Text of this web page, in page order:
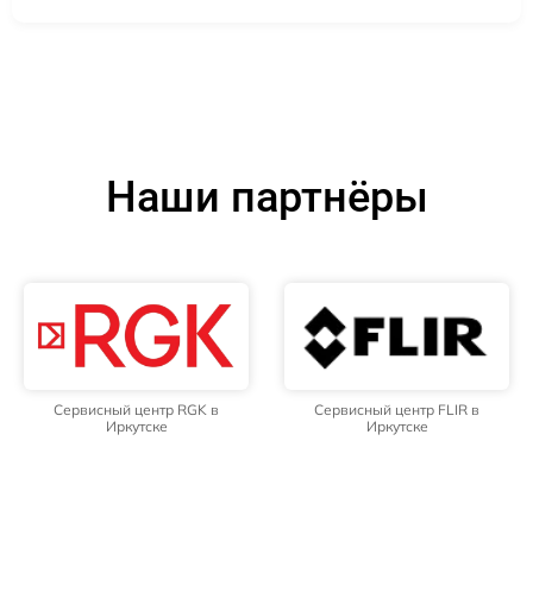
Наши партнёры
Сервисный центр RGK в
Иркутске
Сервисный центр FLIR в
Иркутске